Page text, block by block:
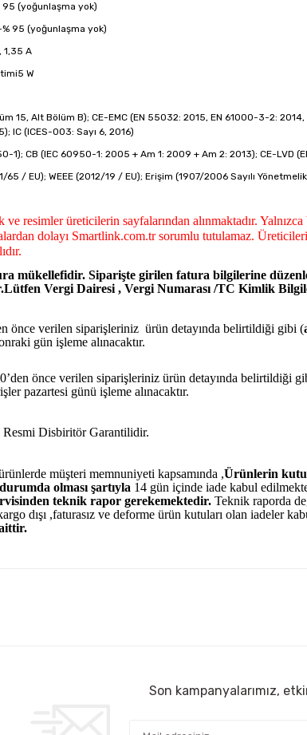
95 (yoğunlaşma yok)
% 95 (yoğunlaşma yok)
1,35 A
5 W
15, Alt Bölüm B); CE-EMC (EN 55032: 2015, EN 61000-3-2:
IC (ICES-003: Sayı 6, 2016)
1); CB (IEC 60950-1: 2005 + Am 1: 2009 + Am 2: 2013); CE-LVD
65 / EU); WEEE (2012/19 / EU); Erişim (1907/2006 Sayılı Yönetmelik
resimler üreticilerin sayfalarından alınmaktadır.
dolayı Smartlink.com.tr sorumlu tutulamaz.
mükellefidir. Siparişte girilen fatura bilgilerine
Vergi Dairesi , Vergi Numarası /TC Kimlik
önce verilen siparişleriniz ürün detayında belirtildiği gibi (
gün işleme alınacaktır.
önce verilen siparişleriniz ürün detayında belirtildiği
pazartesi günü işleme alınacaktır.
Disbiritör Garantilidir.
müşteri memnuniyeti kapsamında ,Ürünlerin
olması şartıyla 14 gün içinde iade kabul
teknik rapor gerekemektedir. Teknik raporda
dışı ,faturasız ve deforme ürün kutuları olan iadeler
buradan alışveriş yaparım, tek sıkıntı
Son kampanyalarımız,